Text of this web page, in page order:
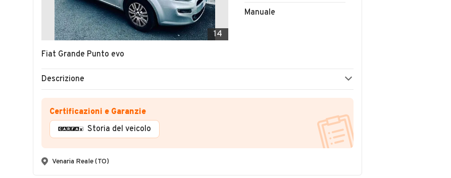
14
Fiat Grande Punto evo
Manuale
Descrizione
Certificazioni e Garanzie
Storia del veicolo
Venaria Reale (TO)